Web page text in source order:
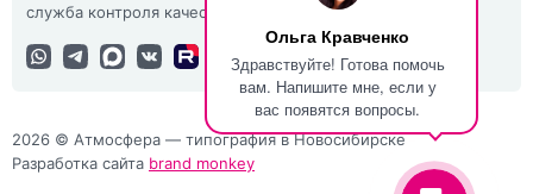
Ольга Кравченко
Здравствуйте! Готова помочь
вам. Напишите мне, если у
вас появятся вопросы.
служба контроля качества
2026 © Атмосфера — типография в Новосибирске
Разработка сайта brand monkey